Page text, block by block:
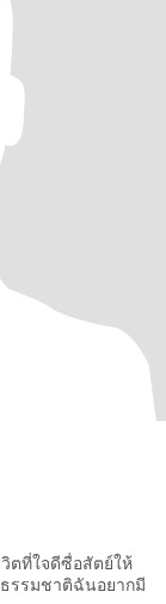
ตที่ใจดีซื่อสัตย์ให้
รรมชาติฉันอยากมี